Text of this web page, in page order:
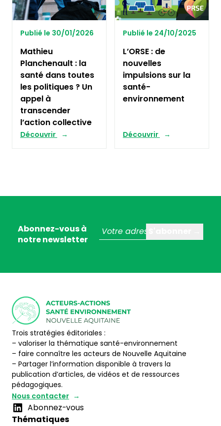
Publié le 30/01/2026
Mathieu
Planchenault : la
santé dans toutes
les politiques ? Un
appel à
transcender
l’action collective
Découvrir
Publié le 24/10/2025
L’ORSE : de
nouvelles
impulsions sur la
santé-
environnement
Découvrir
Abonnez-vous à
notre newsletter
Trois stratégies éditoriales :
– valoriser la thématique santé-environnement
– faire connaître les acteurs de Nouvelle Aquitaine
– Partager l’information disponible à travers la
publication d’articles, de vidéos et de ressources
pédagogiques.
Nous contacter
Abonnez-vous
Thématiques